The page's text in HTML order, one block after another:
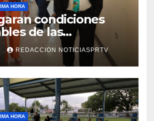
HORA
condiciones
de las
el Departamento
en Mayagüez
REDACCION NOTICIASPRTV
HORA